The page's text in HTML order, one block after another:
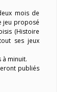
mois de
jeu proposé
(Histoire
ses jeux
à minuit.
publiés